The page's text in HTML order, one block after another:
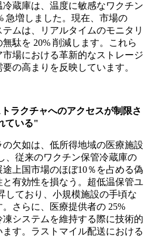
蔵庫は、温度に敏感なワクチン
急増しました。現在、市場の
ムは、リアルタイムのモニタリ
駄を 20% 削減します。これら
場における革新的なストレージ
の高まりを反映しています。
ラクチャへのアクセスが制限さ
ている"
欠如は、低所得地域の医療施設
、従来のワクチン保管冷蔵庫の
上国市場のほぼ10％を占める偽
有効性を損なう。超低温保管ユ
しており、小規模施設の手頃な
さらに、医療提供者の 25%
システムを維持する際に技術的
す。ラストマイル配送における